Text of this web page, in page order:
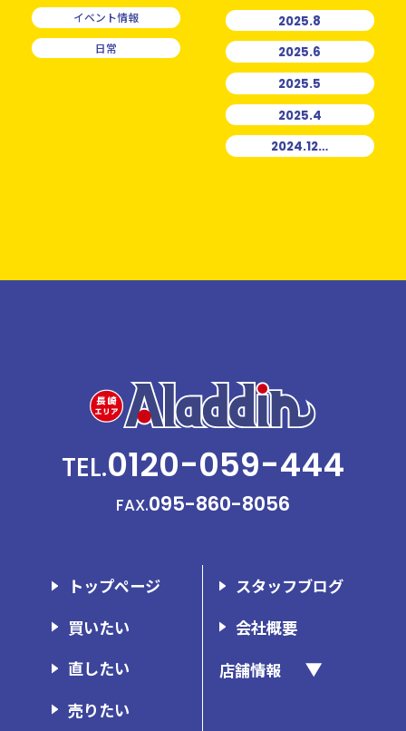
イベント情報
日常
2025.8
2025.6
2025.5
2025.4
2024.12…
TEL.0120-059-444
FAX.095-860-8056
トップページ
買いたい
直したい
売りたい
スタッフブログ
会社概要
店舗情報